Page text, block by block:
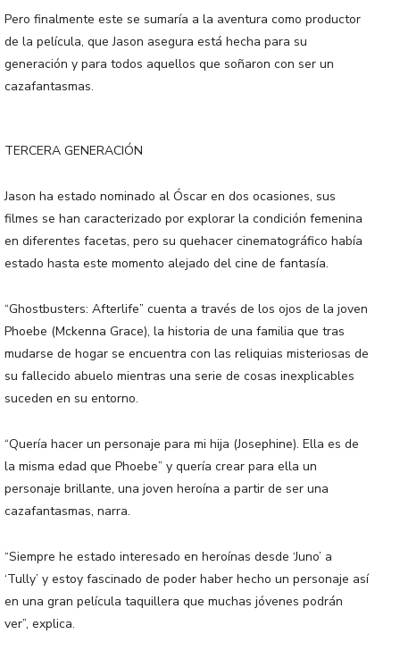
Pero finalmente este se sumaría a la aventura como productor
de la película, que Jason asegura está hecha para su
generación y para todos aquellos que soñaron con ser un
cazafantasmas.
TERCERA GENERACIÓN
Jason ha estado nominado al Óscar en dos ocasiones, sus
filmes se han caracterizado por explorar la condición femenina
en diferentes facetas, pero su quehacer cinematográfico había
estado hasta este momento alejado del cine de fantasía.
“Ghostbusters: Afterlife” cuenta a través de los ojos de la joven
Phoebe (Mckenna Grace), la historia de una familia que tras
mudarse de hogar se encuentra con las reliquias misteriosas de
su fallecido abuelo mientras una serie de cosas inexplicables
suceden en su entorno.
“Quería hacer un personaje para mi hija (Josephine). Ella es de
la misma edad que Phoebe” y quería crear para ella un
personaje brillante, una joven heroína a partir de ser una
cazafantasmas, narra.
“Siempre he estado interesado en heroínas desde ‘Juno’ a
‘Tully’ y estoy fascinado de poder haber hecho un personaje así
en una gran película taquillera que muchas jóvenes podrán
ver”, explica.